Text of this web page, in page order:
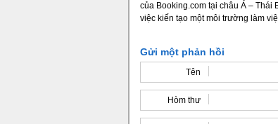
của Booking.com tại châu Á – Thái
việc kiến tạo một môi trường làm
Gửi một phản hồi
Tên
Hòm thư